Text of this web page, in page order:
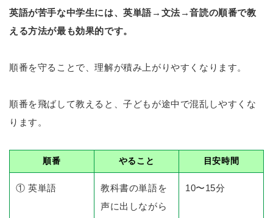
英語が苦手な中学生には、英単語→文法→音読の順番で教
える方法が最も効果的です。
順番を守ることで、理解が積み上がりやすくなります。
順番を飛ばして教えると、子どもが途中で混乱しやすくな
ります。
順番 やること 目安時間
① 英単語
教科書の単語を
声に出しながら
10〜15分